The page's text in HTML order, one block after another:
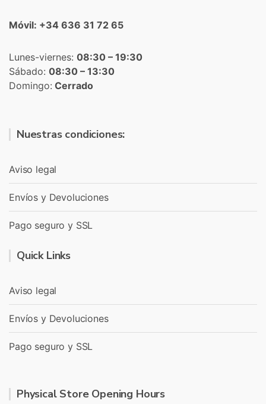
Móvil: +34 636 31 72 65
Lunes-viernes: 08:30 – 19:30
Sábado: 08:30 – 13:30
Domingo: Cerrado
Nuestras condiciones:
Aviso legal
Envíos y Devoluciones
Pago seguro y SSL
Quick Links
Aviso legal
Envíos y Devoluciones
Pago seguro y SSL
Physical Store Opening Hours